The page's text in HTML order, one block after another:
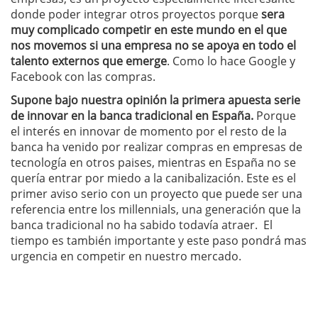
donde poder integrar otros proyectos porquesera
muy complicado competir en este mundo en el que
nos movemos si una empresa no se apoya en todo el
talento externos que emerge. Como lo hace Google y
Facebook con las compras.
Supone bajo nuestra opinión la primera apuesta serie
de innovar en la banca tradicional en España. Porque
el interés en innovar de momento por el resto de la
banca ha venido por realizar compras en empresas de
tecnología en otros paises, mientras en España no se
quería entrar por miedo a la canibalización. Este es el
primer aviso serio con un proyecto que puede ser una
referencia entre los millennials, una generación que la
banca tradicional no ha sabido todavía atraer. El
tiempo es también importante y este paso pondrá mas
urgencia en competir en nuestro mercado.